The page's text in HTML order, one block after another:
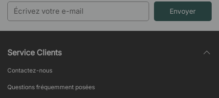
Envoyer
Service Clients
Contactez-nous
Questions fréquemment posées